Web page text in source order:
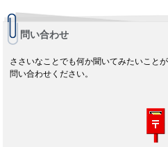
問い合わせ
ささいなことでも何か聞いてみたいこと
問い合わせください。